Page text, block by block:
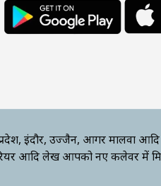
इंदौर, उज्जैन, आगर मालवा
आदि लेख आपको नए कलेवर में